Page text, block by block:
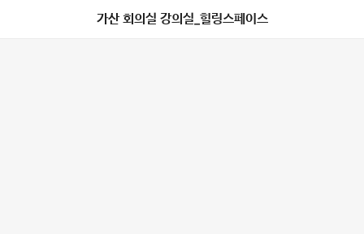
가산 회의실 강의실_힐링스페이스